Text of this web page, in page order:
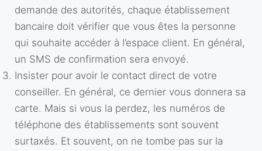
demande des autorités, chaque établissement
bancaire doit vérifier que vous êtes la personne
qui souhaite accéder à l’espace client. En général,
un SMS de confirmation sera envoyé.
Insister pour avoir le contact direct de votre
conseiller. En général, ce dernier vous donnera sa
carte. Mais si vous la perdez, les numéros de
téléphone des établissements sont souvent
surtaxés. Et souvent, on ne tombe pas sur la